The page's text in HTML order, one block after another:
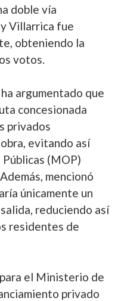
doble vía
Villarrica fue
obteniendo la
votos.
argumentado que
concesionada
privados
evitando así
(MOP)
mencionó
únicamente un
reduciendo así
residentes de
el Ministerio de
privado